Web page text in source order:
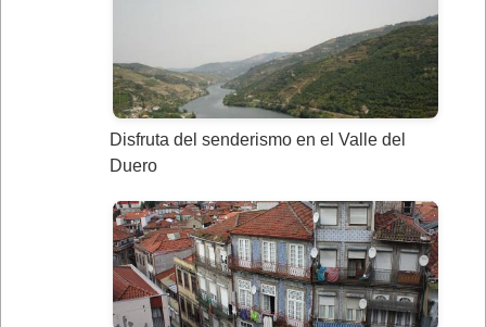
Disfruta del senderismo en el Valle del
Duero